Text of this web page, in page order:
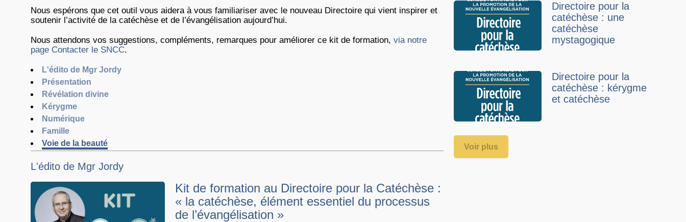
Nous espérons que cet outil vous aidera à vous familiariser avec le nouveau Directoire qui vient inspirer et
soutenir l’activité de la catéchèse et de l’évangélisation aujourd’hui.
Nous attendons vos suggestions, compléments, remarques pour améliorer ce kit de formation, via notre
page Contacter le SNCC.
L'édito de Mgr Jordy
Présentation
Révélation divine
Kérygme
Numérique
Famille
Voie de la beauté
L'édito de Mgr Jordy
Kit de formation au Directoire pour la Catéchèse :
« la catéchèse, élément essentiel du processus
de l’évangélisation »
Directoire pour la
catéchèse : une
catéchèse
mystagogique
Directoire pour la
catéchèse : kérygme
et catéchèse
Voir plus